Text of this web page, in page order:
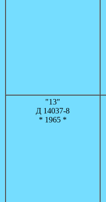
"13"
Д 14037-8
* 1965 *